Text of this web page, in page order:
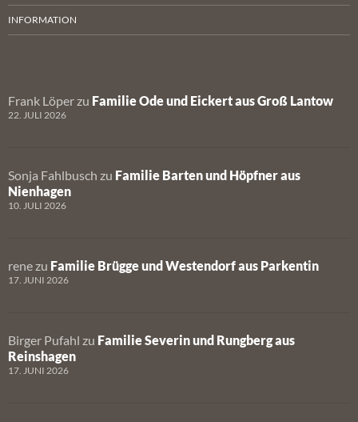
INFORMATION
Frank Löper zu Familie Ode und Eickert aus Groß Lantow
22. JULI 2026
Sonja Fahlbusch zu Familie Barten und Höpfner aus
Nienhagen
10. JULI 2026
rene zu Familie Brügge und Westendorf aus Parkentin
17. JUNI 2026
Birger Pufahl zu Familie Severin und Rungberg aus
Reinshagen
17. JUNI 2026